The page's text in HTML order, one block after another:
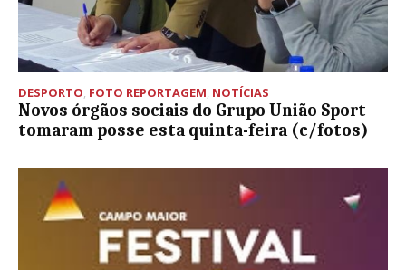
DESPORTO, FOTO REPORTAGEM, NOTÍCIAS
Novos órgãos sociais do Grupo União Sport
tomaram posse esta quinta-feira (c/fotos)